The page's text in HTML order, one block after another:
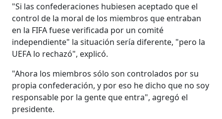
"Si las confederaciones hubiesen aceptado que el
control de la moral de los miembros que entraban
en la FIFA fuese verificada por un comité
independiente" la situación sería diferente, "pero la
UEFA lo rechazó", explicó.
"Ahora los miembros sólo son controlados por su
propia confederación, y por eso he dicho que no soy
responsable por la gente que entra", agregó el
presidente.